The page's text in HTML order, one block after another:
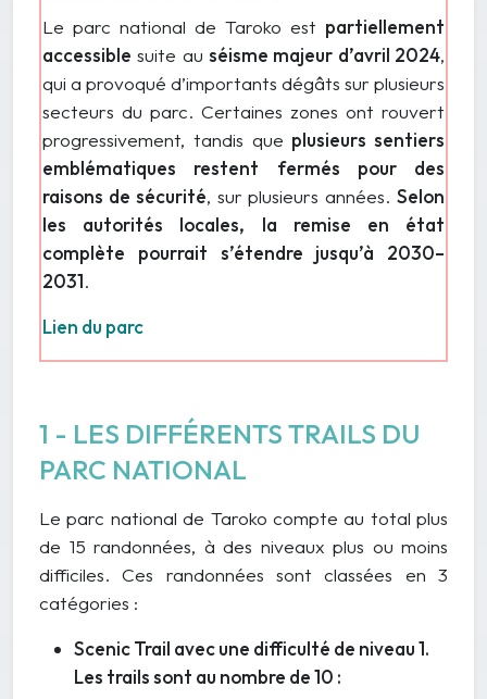
Le parc national de Taroko est partiellement
accessible suite au séisme majeur d’avril 2024,
qui a provoqué d’importants dégâts sur plusieurs
secteurs du parc. Certaines zones ont rouvert
progressivement, tandis que plusieurs sentiers
emblématiques restent fermés pour des
raisons de sécurité, sur plusieurs années.Selon
les autorités locales, la remise en état
complète pourrait s’étendre jusqu’à 2030–
2031.
Lien du parc
1 - LES DIFFÉRENTS TRAILS DU
PARC NATIONAL
Le parc national de Taroko compte au total plus
de 15 randonnées, à des niveaux plus ou moins
difficiles. Ces randonnées sont classées en 3
catégories :
Scenic Trail avec une difficulté de niveau 1.
Les trails sont au nombre de 10 :